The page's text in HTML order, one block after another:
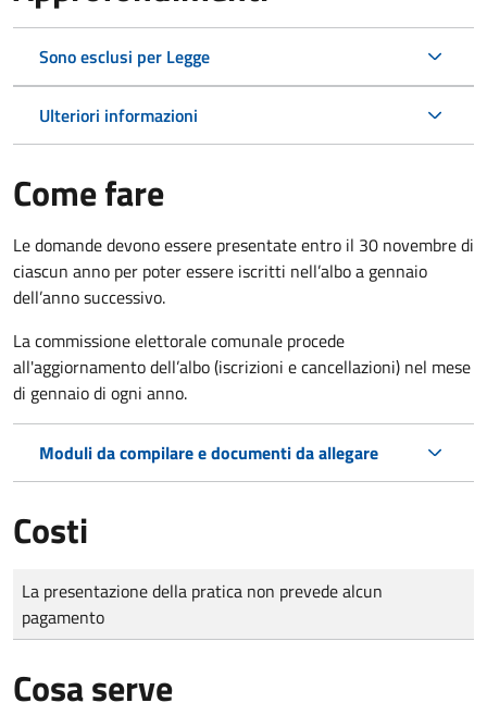
Sono esclusi per Legge
Ulteriori informazioni
Come fare
Le domandedevono essere presentate entro il 30 novembre di
ciascun anno per poter essere iscritti nell’albo a gennaio
dell’anno successivo.
La commissione elettorale comunale procede
all'aggiornamento dell’albo (iscrizioni e cancellazioni) nel mese
di gennaio di ogni anno.
Moduli da compilare e documenti da allegare
Costi
Tipo di pagamento
Importo
La presentazione della pratica non prevede alcun
pagamento
Cosa serve